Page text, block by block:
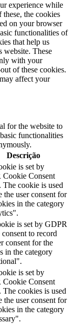
experience while
the cookies
on your browser
functionalities of
that help us
website. These
with your
of these cookies.
affect your
for the website to
functionalities
Descrição
is set by
Cookie Consent
The cookie is used
the user consent for
in the category
is set by GDPR
to record
consent for the
in the category
is set by
Cookie Consent
The cookies is used
the user consent for
in the category